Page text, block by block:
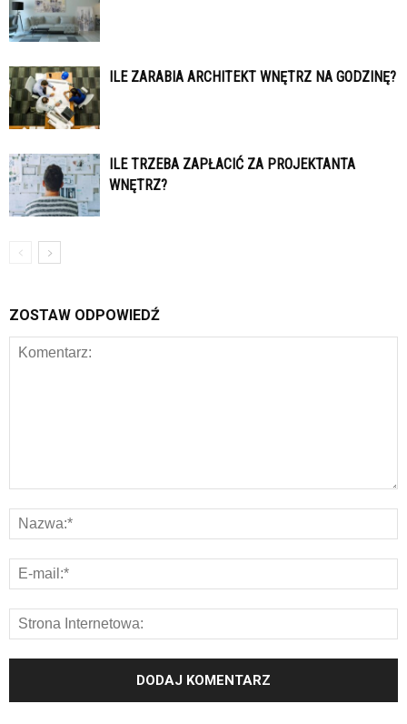
ILE ZARABIA ARCHITEKT WNĘTRZ NA GODZINĘ?
ILE TRZEBA ZAPŁACIĆ ZA PROJEKTANTA
WNĘTRZ?
ZOSTAW ODPOWIEDŹ